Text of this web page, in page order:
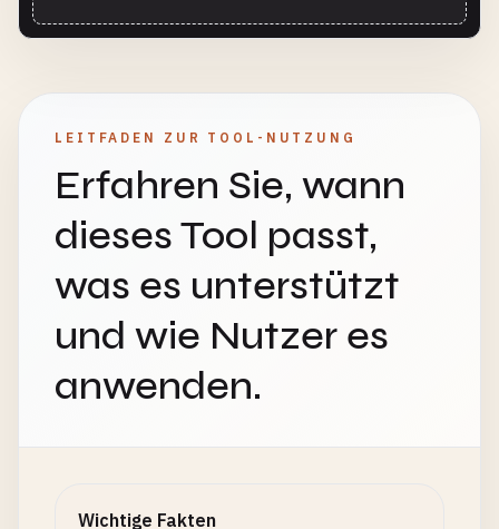
LEITFADEN ZUR TOOL-NUTZUNG
Erfahren Sie, wann
dieses Tool passt,
was es unterstützt
und wie Nutzer es
anwenden.
Wichtige Fakten